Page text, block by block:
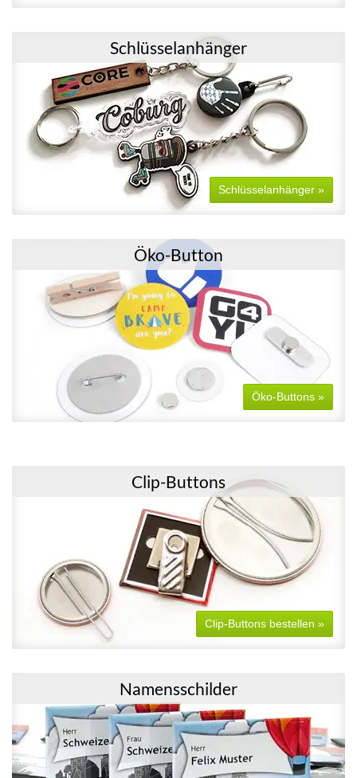
Schlüsselanhänger
Schlüsselanhänger »
Öko-Button
Öko-Buttons »
Clip-Buttons
Clip-Buttons bestellen »
Namensschilder